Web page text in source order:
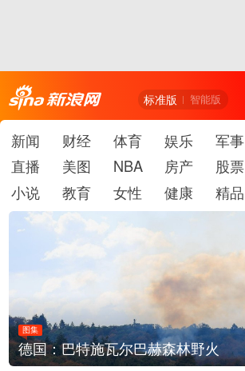
标准版 智能版
新闻 财经 体育 娱乐 军事
直播
美图 NBA 房产 股票
小说
教育 女性 健康 精品
图集
德国：巴特施瓦尔巴赫森林野火